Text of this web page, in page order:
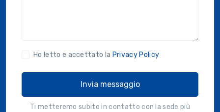
Ho letto e accettato la Privacy Policy
Invia messaggio
Ti metteremo subito in contatto con la sede più